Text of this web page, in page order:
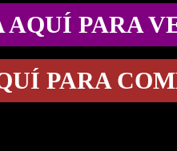
AQUÍ PARA
PARA